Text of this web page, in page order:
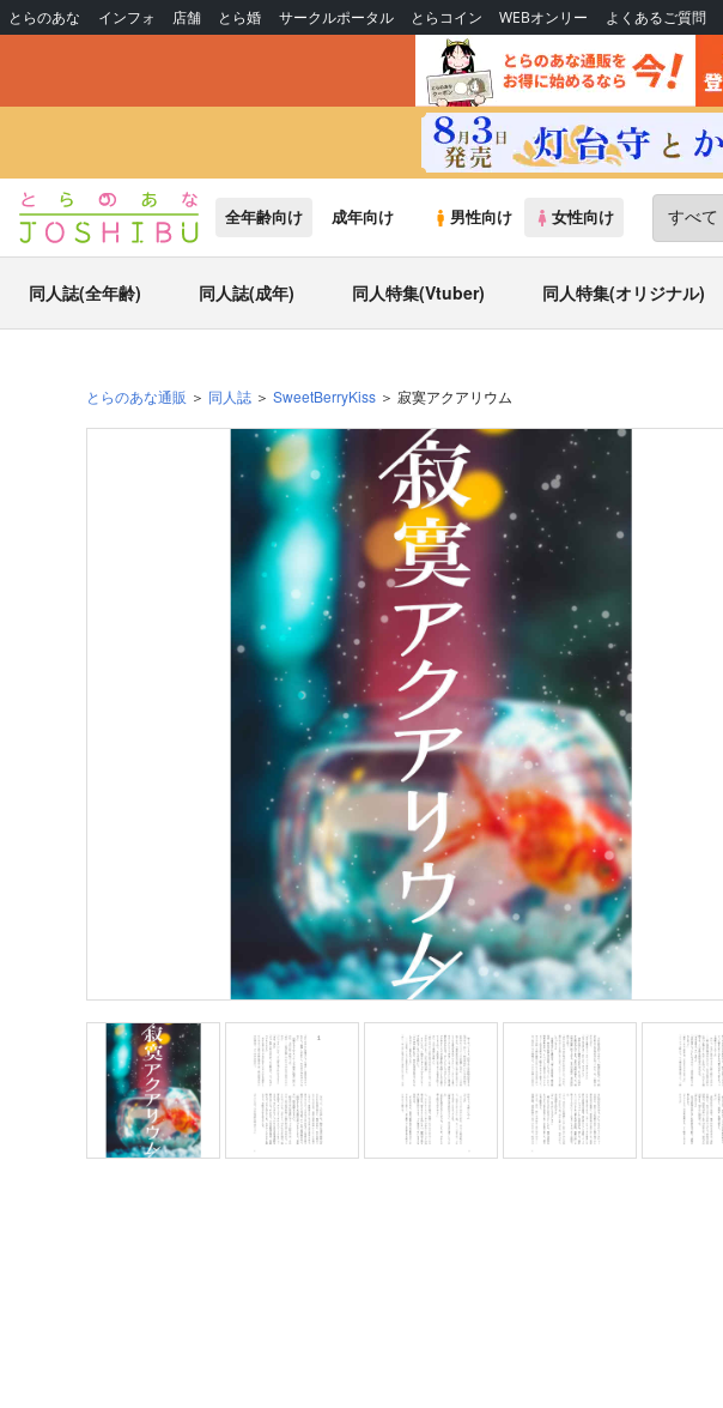
とらのあな インフォ 店舗 とら婚 サークルポータル とらコイン WEBオンリー よくあるご質問
全年齢向け 成年向け 男性向け 女性向け
同人誌(全年齢) 同人誌(成年) 同人特集(Vtuber) 同人特集(オリジナル)
とらのあな通販 同人誌 SweetBerryKiss 寂寞アクアリウム